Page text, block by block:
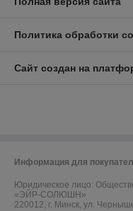
Политика обработки
Сайт создан на
Информация для
Юридическое лицо:
«ЭЙР-СОЛЮШН»
220012, г. Минск, ул.